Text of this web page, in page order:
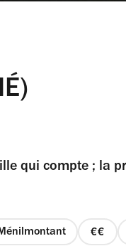
qui compte ; la
prix